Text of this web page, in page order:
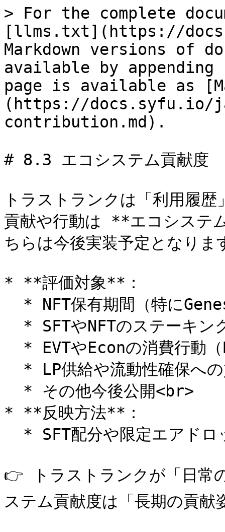
> For the complete
[llms.txt](https://
Markdown versions of
available by
page is available as
(https://docs.syfu.io/
contribution.md).
# 8.3 エコシステム貢献度
トラストランクは「利用履
貢献や行動は **エコシステ
ちらは今後実装予定となりま
* **評価対象**：
* **反映方法**：
👉 トラストランクが「日常
ステム貢献度は「長期の貢献